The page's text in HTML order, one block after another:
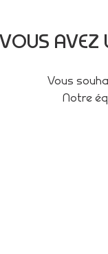
VOUS AVEZ
Vous
Notre